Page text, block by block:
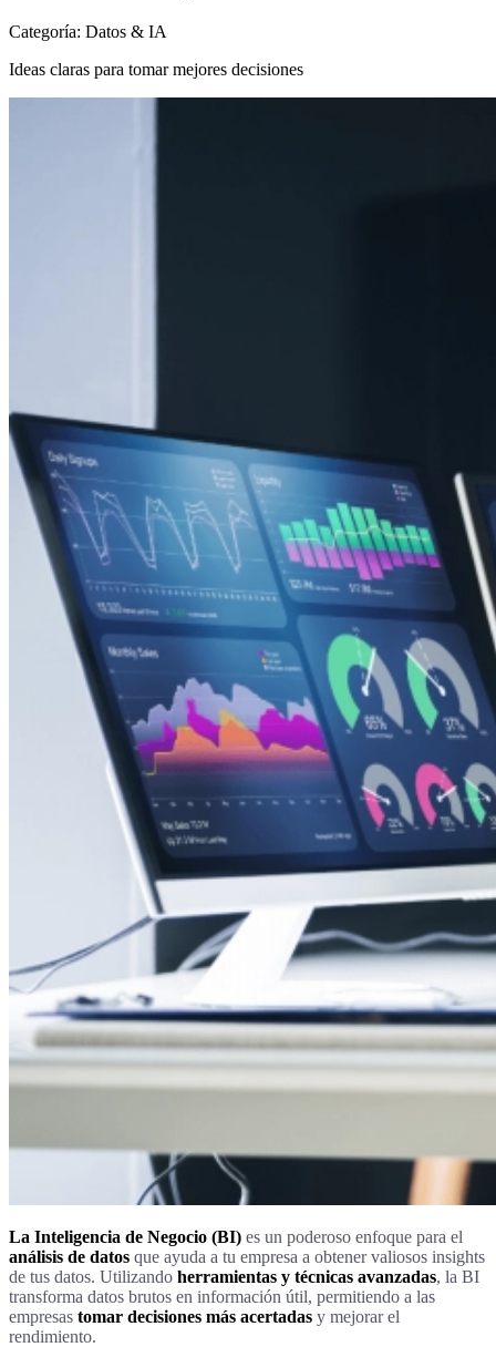
Categoría: Datos & IA
Ideas claras para tomar mejores decisiones
La Inteligencia de Negocio (BI) es un poderoso enfoque para el
análisis de datos que ayuda a tu empresa a obtener valiosos insights
de tus datos. Utilizando herramientas y técnicas avanzadas, la BI
transforma datos brutos en información útil, permitiendo a las
empresas tomar decisiones más acertadas y mejorar el
rendimiento.